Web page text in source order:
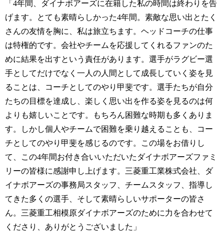
「4年間、ダイナボアーズに在籍した私の時間は終わりを告
げます。とても素晴らしかった4年間。素敵な思い出とたく
さんの友情を胸に、私は旅立ちます。ヘッドコーチの仕事
は特権的です。会社やチームを応援してくれるファンのた
めに結果を出すという責任があります。選手がラグビー選
手としてだけでなく一人の人間として成長していく姿を見
ることは、コーチとしてのやり甲斐です。選手たちが自分
たちの目標を達成し、楽しく思い出を作る姿を見るのは何
よりも嬉しいことです。もちろん困難な時期も多くありま
す。しかし個人やチームで困難を乗り越えることも、コー
チとしてのやり甲斐を感じるのです。この場をお借りし
て、この4年間お付き合いいただいたダイナボアーズファミ
リーの皆様に感謝申し上げます。三菱重工業株式会社、ダ
イナボアーズの事務局スタッフ、チームスタッフ、指導し
てきた多くの選手、そして素晴らしいサポーターの皆さ
ん。三菱重工相模原ダイナボアーズのために力を合わせて
くださり、ありがとうございました」